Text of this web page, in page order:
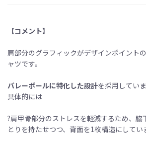
【コメント】
肩部分のグラフィックがデザインポイント
ャツです。
バレーボールに特化した設計を採用していま
具体的には
?肩甲骨部分のストレスを軽減するため、脇
とりを持たせつつ、背面を1枚構造にしてい